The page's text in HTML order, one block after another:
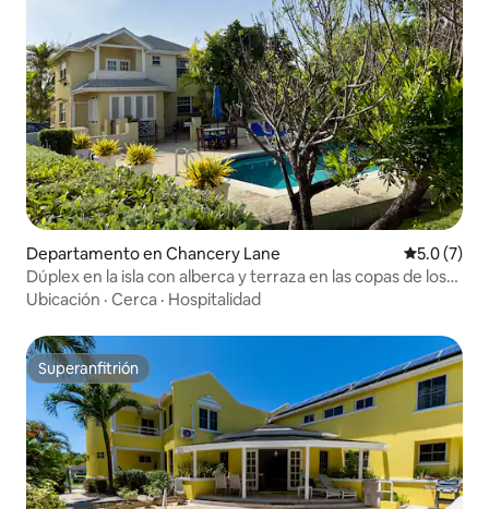
Departamento en Chancery Lane
5.0 (7)
Dúplex en la isla con alberca y terraza en las copas de los
árboles
Ubicación · Cerca · Hospitalidad
Superanfitrión
Superanfitrión